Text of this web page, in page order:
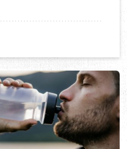
CHOISIR LE BON ÉQUIPEMENT DE